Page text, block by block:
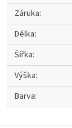
Záruka:
Délka:
Šířka:
Výška:
Barva: